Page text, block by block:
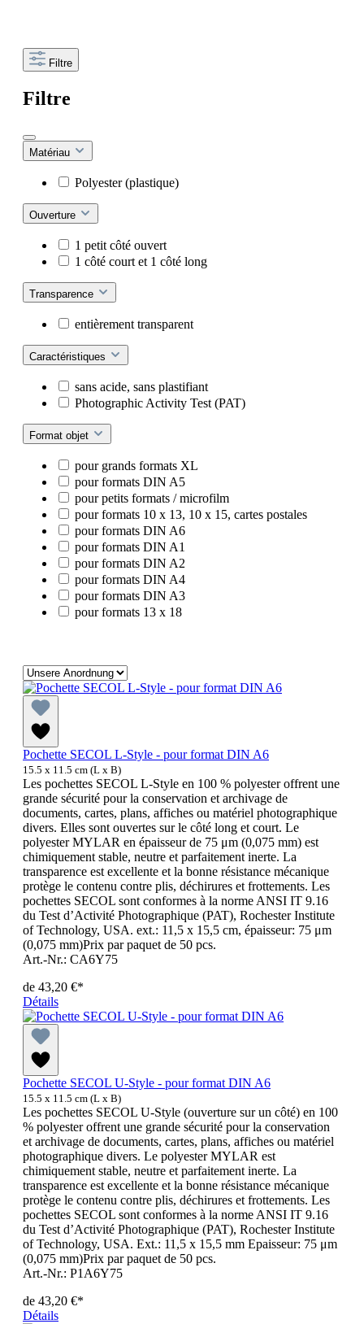
Filtre
Filtre
Matériau
Polyester (plastique)
Ouverture
1 petit côté ouvert
1 côté court et 1 côté long
Transparence
entièrement transparent
Caractéristiques
sans acide, sans plastifiant
Photographic Activity Test (PAT)
Format objet
pour grands formats XL
pour formats DIN A5
pour petits formats / microfilm
pour formats 10 x 13, 10 x 15, cartes postales
pour formats DIN A6
pour formats DIN A1
pour formats DIN A2
pour formats DIN A4
pour formats DIN A3
pour formats 13 x 18
Pochette SECOL L-Style - pour format DIN A6
15.5 x 11.5 cm (L x B)
Les pochettes SECOL L-Style en 100 % polyester offrent une
grande sécurité pour la conservation et archivage de
documents, cartes, plans, affiches ou matériel photographique
divers. Elles sont ouvertes sur le côté long et court. Le
polyester MYLAR en épaisseur de 75 μm (0,075 mm) est
chimiquement stable, neutre et parfaitement inerte. La
transparence est excellente et la bonne résistance mécanique
protège le contenu contre plis, déchirures et frottements. Les
pochettes SECOL sont conformes à la norme ANSI IT 9.16
du Test d’Activité Photographique (PAT), Rochester Institute
of Technology, USA. ext.: 11,5 x 15,5 cm, épaisseur: 75 μm
(0,075 mm)Prix par paquet de 50 pcs.
Art.-Nr.: CA6Y75
de 43,20 €*
Détails
Pochette SECOL U-Style - pour format DIN A6
15.5 x 11.5 cm (L x B)
Les pochettes SECOL U-Style (ouverture sur un côté) en 100
% polyester offrent une grande sécurité pour la conservation
et archivage de documents, cartes, plans, affiches ou matériel
photographique divers. Le polyester MYLAR est
chimiquement stable, neutre et parfaitement inerte. La
transparence est excellente et la bonne résistance mécanique
protège le contenu contre plis, déchirures et frottements. Les
pochettes SECOL sont conformes à la norme ANSI IT 9.16
du Test d’Activité Photographique (PAT), Rochester Institute
of Technology, USA. Ext.: 11,5 x 15,5 mm Epaisseur: 75 μm
(0,075 mm)Prix par paquet de 50 pcs.
Art.-Nr.: P1A6Y75
de 43,20 €*
Détails